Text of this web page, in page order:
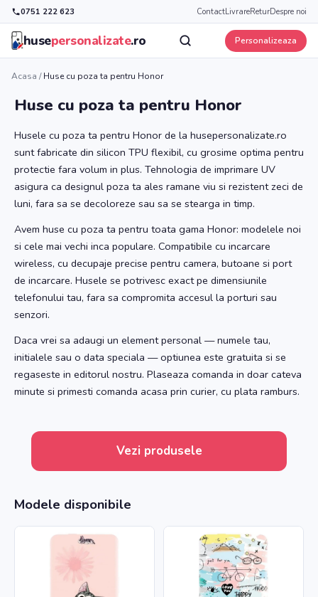
0751 222 623 ContactLivrareReturDespre noi
husepersonalizate.ro Personalizeaza
Acasa /Huse cu poza ta pentru Honor
Huse cu poza ta pentru Honor
Husele cu poza ta pentru Honor de la husepersonalizate.ro
sunt fabricate din silicon TPU flexibil, cu grosime optima pentru
protectie fara volum in plus. Tehnologia de imprimare UV
asigura ca designul poza ta ales ramane viu si rezistent zeci de
luni, fara sa se decoloreze sau sa se stearga in timp.
Avem huse cu poza ta pentru toata gama Honor: modelele noi
si cele mai vechi inca populare. Compatibile cu incarcare
wireless, cu decupaje precise pentru camera, butoane si port
de incarcare. Husele se potrivesc exact pe dimensiunile
telefonului tau, fara sa compromita accesul la porturi sau
senzori.
Daca vrei sa adaugi un element personal — numele tau,
initialele sau o data speciala — optiunea este gratuita si se
regaseste in editorul nostru. Plaseaza comanda in doar cateva
minute si primesti comanda acasa prin curier, cu plata ramburs.
Vezi produsele
Modele disponibile